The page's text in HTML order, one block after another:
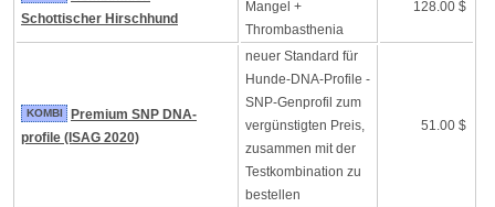
Schottischer Hirschhund
Mangel +
Thrombasthenia
128.00 $
KOMBI
Premium SNP DNA-
profile (ISAG 2020)
neuer Standard für
Hunde-DNA-Profile -
SNP-Genprofil zum
vergünstigten Preis,
zusammen mit der
Testkombination zu
bestellen
51.00 $